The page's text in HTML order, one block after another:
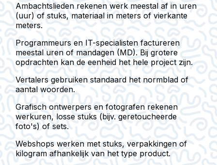
Ambachtslieden rekenen werk meestal af in uren
(uur) of stuks, materiaal in meters of vierkante
meters.
Programmeurs en IT-specialisten factureren
meestal uren of mandagen (MD). Bij grotere
opdrachten kan de eenheid het hele project zijn.
Vertalers gebruiken standaard het normblad of
aantal woorden.
Grafisch ontwerpers en fotografen rekenen
werkuren, losse stuks (bijv. geretoucheerde
foto's) of sets.
Webshops werken met stuks, verpakkingen of
kilogram afhankelijk van het type product.